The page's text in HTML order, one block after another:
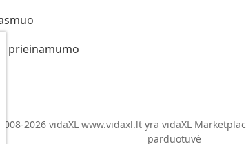
prieinamumo
2008-2026 vidaXL www.vidaxl.lt yra vidaXL
parduotuvė